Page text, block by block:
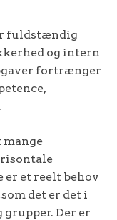
fuldstændig
og intern
fortrænger
mange
er et reelt behov
det er det i
Der er